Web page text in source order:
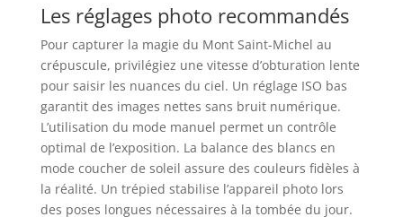
Les réglages photo recommandés
Pour capturer la magie du Mont Saint-Michel au
crépuscule, privilégiez une vitesse d’obturation lente
pour saisir les nuances du ciel. Un réglage ISO bas
garantit des images nettes sans bruit numérique.
L’utilisation du mode manuel permet un contrôle
optimal de l’exposition. La balance des blancs en
mode coucher de soleil assure des couleurs fidèles à
la réalité. Un trépied stabilise l’appareil photo lors
des poses longues nécessaires à la tombée du jour.